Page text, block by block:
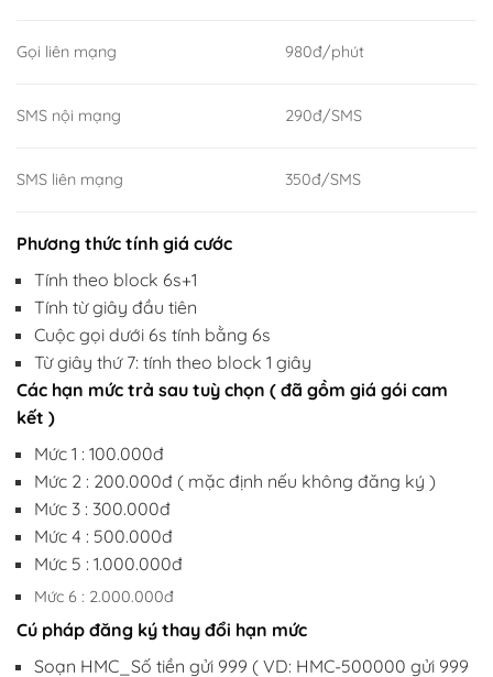
Gọi liên mạng 980đ/phút
SMS nội mạng 290đ/SMS
SMS liên mạng 350đ/SMS
Phương thức tính giá cước
Tính theo block 6s+1
Tính từ giây đầu tiên
Cuộc gọi dưới 6s tính bằng 6s
Từ giây thứ 7: tính theo block 1 giây
Các hạn mức trả sau tuỳ chọn ( đã gồm giá gói cam
kết )
Mức 1 : 100.000đ
Mức 2 : 200.000đ ( mặc định nếu không đăng ký )
Mức 3 : 300.000đ
Mức 4 : 500.000đ
Mức 5 : 1.000.000đ
Mức 6 : 2.000.000đ
Cú pháp đăng ký thay đổi hạn mức
Soạn HMC_Số tiền gửi 999 ( VD: HMC-500000 gửi 999